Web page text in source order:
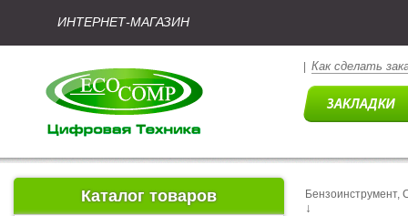
ИНТЕРНЕТ-МАГАЗИН
Как сделать
Каталог товаров Бензоинструмент,
↓